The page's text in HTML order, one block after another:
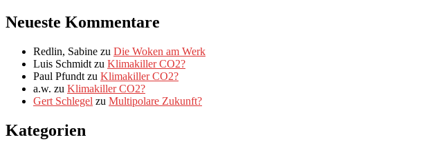
Neueste Kommentare
Redlin, Sabine zu Die Woken am Werk
Luis Schmidt zu Klimakiller CO2?
Paul Pfundt zu Klimakiller CO2?
a.w. zu Klimakiller CO2?
Gert Schlegel zu Multipolare Zukunft?
Kategorien